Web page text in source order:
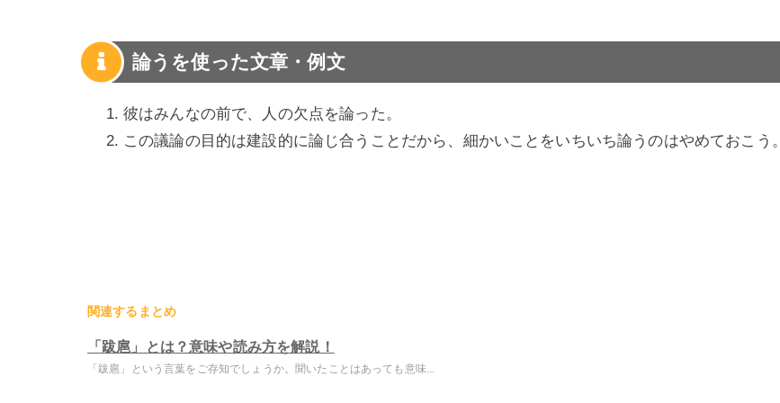
論うを使った文章・例文
彼はみんなの前で、人の欠点を論った。
この議論の目的は建設的に論じ合うことだから、細かいことをいちいち論うのはやめておこう。
関連するまとめ
「跋扈」とは？意味や読み方を解説！
「跋扈」という言葉をご存知でしょうか。聞いたことはあっても意味...